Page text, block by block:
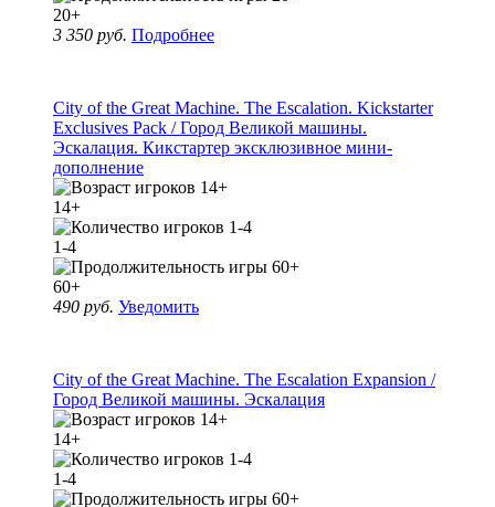
20+
3 350 руб. Подробнее
City of the Great Machine. The Escalation. Kickstarter
Exclusives Pack / Город Великой машины.
Эскалация. Кикстартер эксклюзивное мини-
дополнение
14+
1-4
60+
490 руб. Уведомить
City of the Great Machine. The Escalation Expansion /
Город Великой машины. Эскалация
14+
1-4